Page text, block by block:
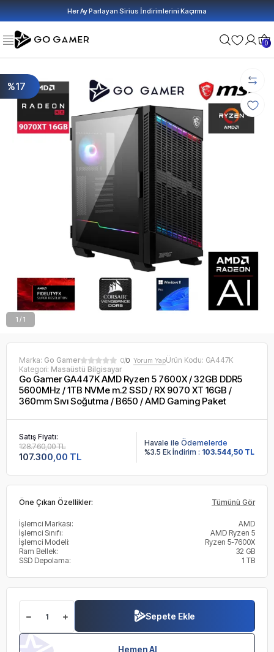
Her Ay Parlayan Sirius İndirimlerini Kaçırma
0
%17
1 / 1
Marka: Go Gamer 0/0 Yorum YapÜrün Kodu: GA447K
Kategori: Masaüstü Bilgisayar
Go Gamer GA447K AMD Ryzen 5 7600X / 32GB DDR5
5600MHz / 1TB NVMe m.2 SSD / RX 9070 XT 16GB /
360mm Sıvı Soğutma / B650 / AMD Gaming Paket
Satış Fiyatı:
107.300,00 TL
128.760,00 TL
Havale ile Ödemelerde
%3.5 Ek İndirim : 103.544,50 TL
Öne Çıkan Özellikler: Tümünü Gör
İşlemci Markası:
AMD
İşlemci Sınıfı:
AMD Ryzen 5
İşlemci Modeli:
Ryzen 5-7600X
Ram Bellek:
32 GB
SSD Depolama:
1 TB
Sepete Ekle
Hemen Al